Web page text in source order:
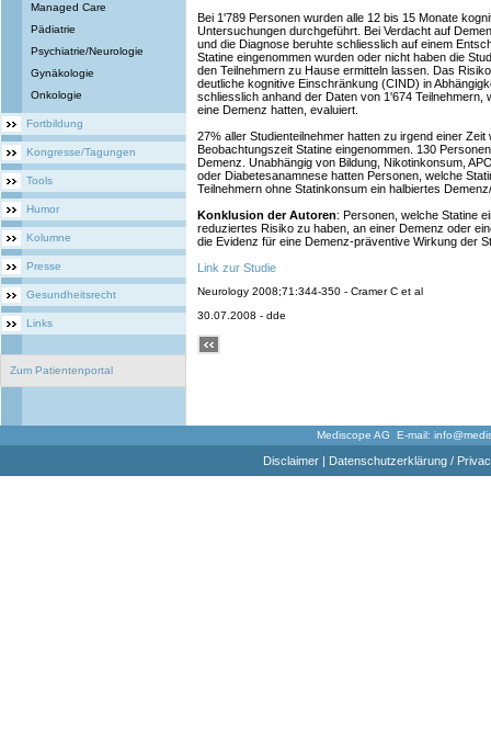
Managed Care
Pädiatrie
Psychiatrie/Neurologie
Gynäkologie
Onkologie
Fortbildung
Kongresse/Tagungen
Tools
Humor
Kolumne
Presse
Gesundheitsrecht
Links
Zum Patientenportal
Bei 1'789 Personen wurden alle 12 bis 15 Monate
Untersuchungen durchgeführt. Bei Verdacht auf
und die Diagnose beruhte schliesslich auf einem
Statine eingenommen wurden oder nicht haben die
den Teilnehmern zu Hause ermitteln lassen. Das
deutliche kognitive Einschränkung (CIND) in
schliesslich anhand der Daten von 1'674 Teilnehmern,
eine Demenz hatten, evaluiert.
27% aller Studienteilnehmer hatten zu irgend einer
Beobachtungszeit Statine eingenommen. 130
Demenz. Unabhängig von Bildung, Nikotinkonsum,
oder Diabetesanamnese hatten Personen, welche
Teilnehmern ohne Statinkonsum ein halbiertes
Konklusion der Autoren: Personen, welche Statine
reduziertes Risiko zu haben, an einer Demenz oder
die Evidenz für eine Demenz-präventive Wirkung der
Link zur Studie
Neurology 2008;71:344-350 - Cramer C et al
30.07.2008 - dde
Mediscope AG E-mail:
Disclaimer| Datenschutzerklärung /